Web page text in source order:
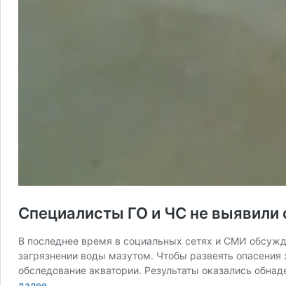
Специалисты ГО и ЧС не выявили
В последнее время в социальных сетях и СМИ
загрязнении воды мазутом. Чтобы развеять
обследование акватории. Результаты оказались